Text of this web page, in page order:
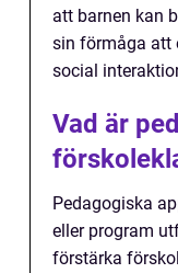
att barnen kan
sin förmåga att
social
Vad är
Pedagogiska
eller program
förstärka